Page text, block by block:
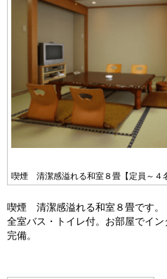
喫煙 清潔感溢れる和室８畳【定員～４
喫煙 清潔感溢れる和室８畳です。
全室バス・トイレ付。お部屋でイ
完備。